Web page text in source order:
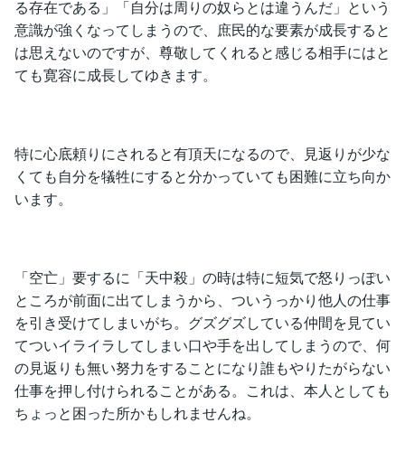
る存在である」「自分は周りの奴らとは違うんだ」という
意識が強くなってしまうので、庶民的な要素が成長すると
は思えないのですが、尊敬してくれると感じる相手にはと
ても寛容に成長してゆきます。
特に心底頼りにされると有頂天になるので、見返りが少な
くても自分を犠牲にすると分かっていても困難に立ち向か
います。
「空亡」要するに「天中殺」の時は特に短気で怒りっぽい
ところが前面に出てしまうから、ついうっかり他人の仕事
を引き受けてしまいがち。グズグズしている仲間を見てい
てついイライラしてしまい口や手を出してしまうので、何
の見返りも無い努力をすることになり誰もやりたがらない
仕事を押し付けられることがある。これは、本人としても
ちょっと困った所かもしれませんね。